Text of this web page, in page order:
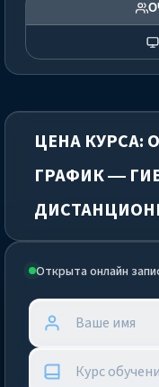
Открыта онлайн
ЦЕНА КУРСА:
ГРАФИК —